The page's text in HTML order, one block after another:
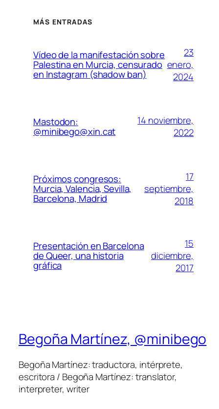
MÁS ENTRADAS
Vídeo de la manifestación sobre
Palestina en Murcia, censurado
en Instagram (shadow ban)
23
enero,
2024
Mastodon:
@minibego@xin.cat
14 noviembre,
2022
Próximos congresos:
Murcia, Valencia, Sevilla,
Barcelona, Madrid
17
septiembre,
2018
Presentación en Barcelona
de Queer, una historia
gráfica
15
diciembre,
2017
Begoña Martínez, @minibego
Begoña Martínez: traductora, intérprete,
escritora / Begoña Martínez: translator,
interpreter, writer